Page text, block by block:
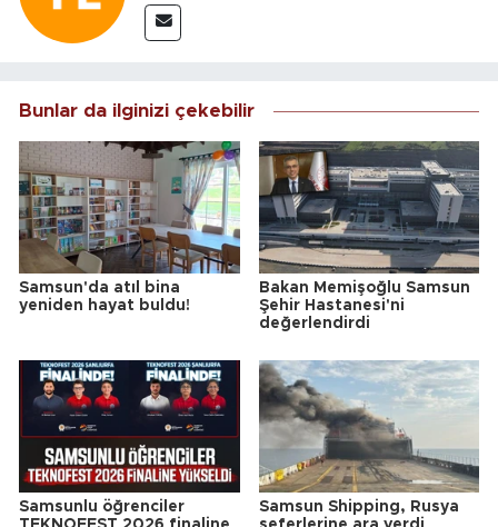
Bunlar da ilginizi çekebilir
Samsun'da atıl bina
yeniden hayat buldu!
Bakan Memişoğlu Samsun
Şehir Hastanesi'ni
değerlendirdi
Samsunlu öğrenciler
Samsun Shipping, Rusya